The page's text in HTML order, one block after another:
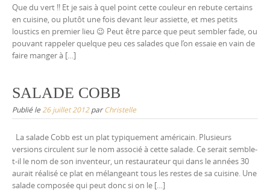
Que du vert !! Et je sais à quel point cette couleur en rebute certains
en cuisine, ou plutôt une fois devant leur assiette, et mes petits
loustics en premier lieu 😉 Peut être parce que peut sembler fade, ou
pouvant rappeler quelque peu ces salades que l’on essaie en vain de
faire manger à […]
SALADE COBB
Publié le 26 juillet 2012parChristelle
La salade Cobb est un plat typiquement américain. Plusieurs
versions circulent sur le nom associé à cette salade. Ce serait semble-
t-il le nom de son inventeur, un restaurateur qui dans le années 30
aurait réalisé ce plat en mélangeant tous les restes de sa cuisine. Une
salade composée qui peut donc si on le […]